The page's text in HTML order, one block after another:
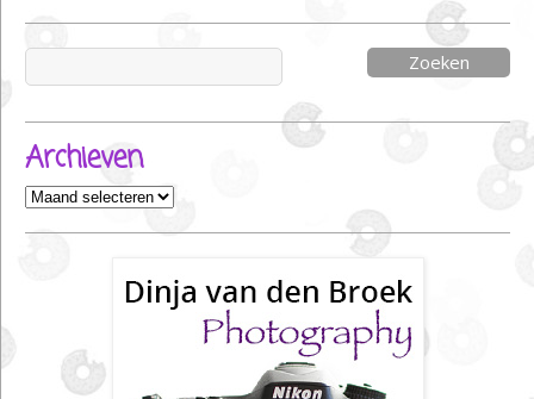
Zoeken
naar:
Archieven
Archieven